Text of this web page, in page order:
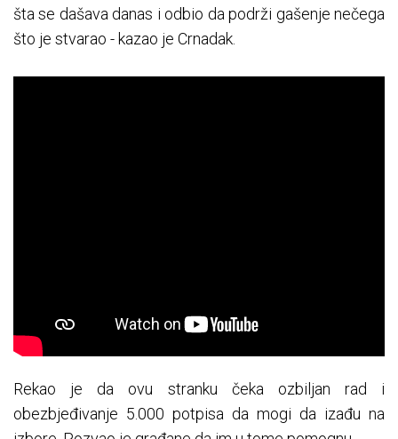
šta se dašava danas i odbio da podrži gašenje nečega
što je stvarao - kazao je Crnadak.
Rekao je da ovu stranku čeka ozbiljan rad i
obezbjeđivanje 5.000 potpisa da mogi da izađu na